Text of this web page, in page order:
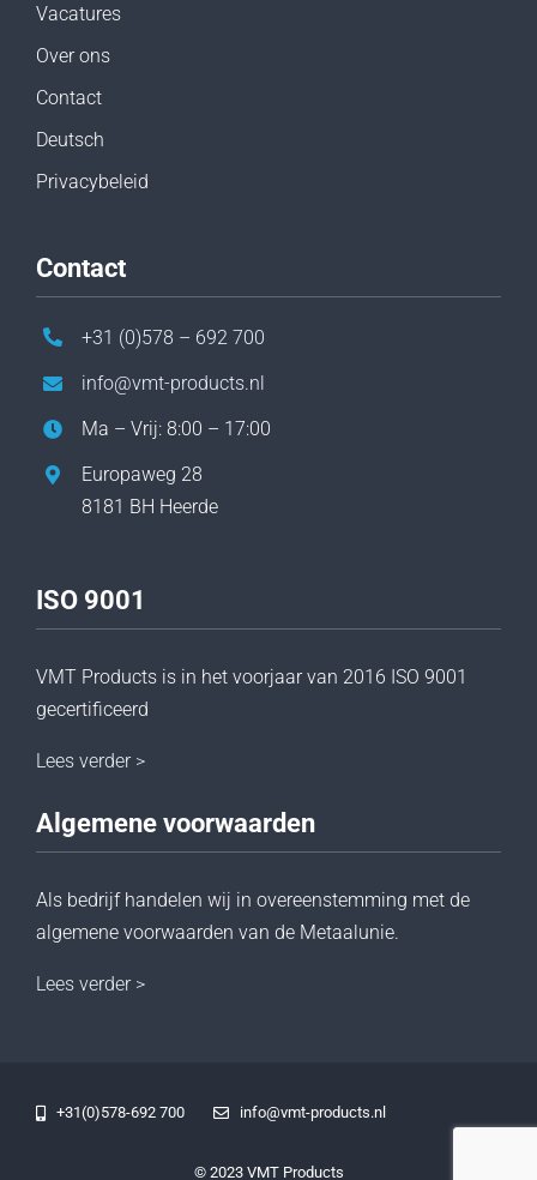
Vacatures
Over ons
Contact
Deutsch
Privacybeleid
Contact
+31 (0)578 – 692 700
info@vmt-products.nl
Ma – Vrij: 8:00 – 17:00
Europaweg 28
8181 BH Heerde
ISO 9001
VMT Products is in het voorjaar van 2016 ISO 9001
gecertificeerd
Lees verder >
Algemene voorwaarden
Als bedrijf handelen wij in overeenstemming met de
algemene voorwaarden van de Metaalunie.
Lees verder >
+31(0)578-692 700 info@vmt-products.nl
© 2023 VMT Products